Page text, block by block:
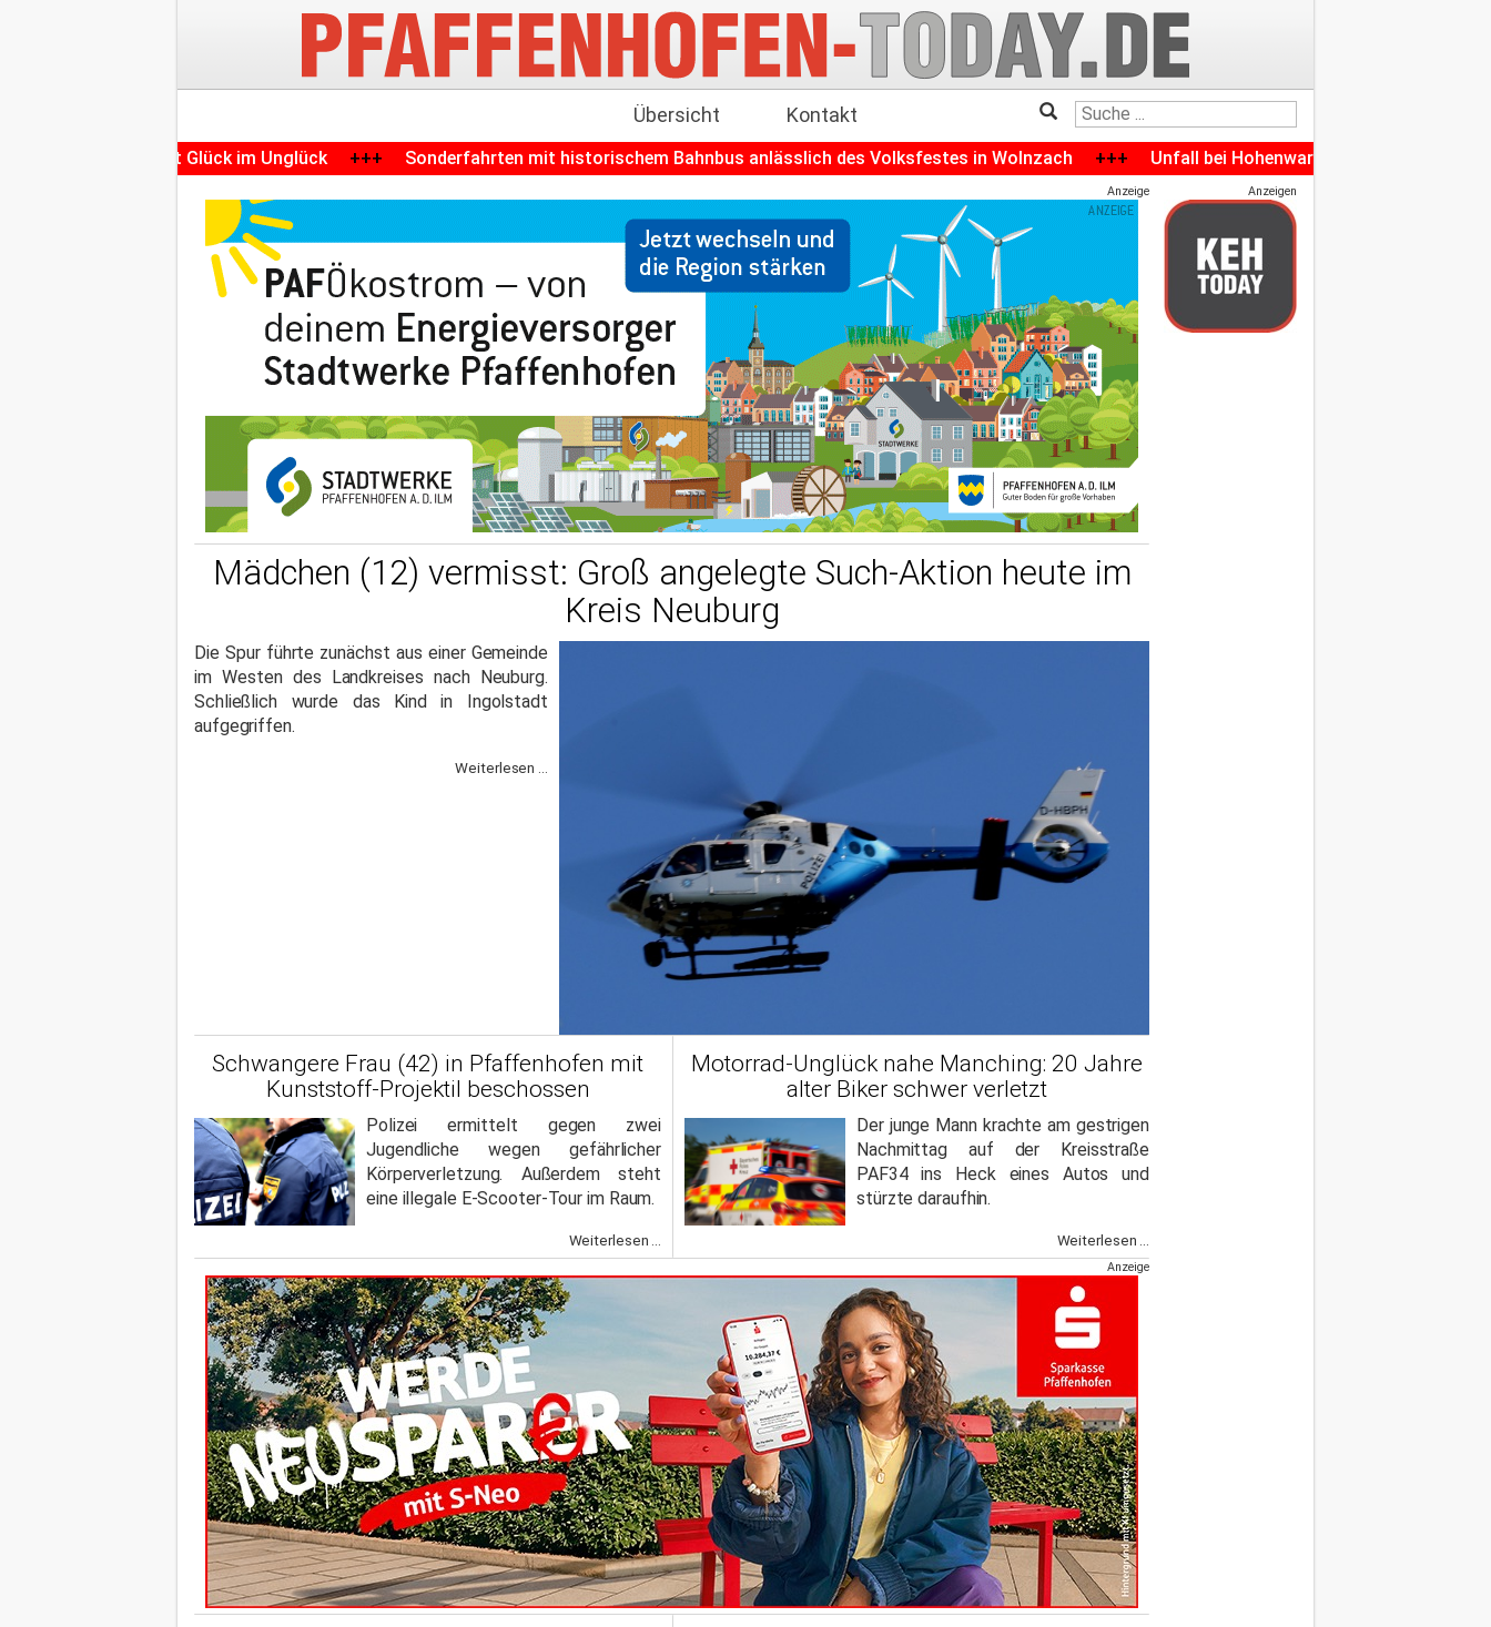
Übersicht Kontakt
hat Glück im Unglück +++ Sonderfahrten mit historischem Bahnbus anlässlich des Volksfestes in Wolnzach +++ Unfall bei Hohenwart-Ellenbach: 28 Jahre alter
Anzeige
Mädchen (12) vermisst: Groß angelegte Such-Aktion heute im
Kreis Neuburg
Die Spur führte zunächst aus einer Gemeinde
im Westen des Landkreises nach Neuburg.
Schließlich wurde das Kind in Ingolstadt
aufgegriffen.
Weiterlesen ...
Schwangere Frau (42) in Pfaffenhofen mit
Kunststoff-Projektil beschossen
Polizei ermittelt gegen zwei
Jugendliche wegen gefährlicher
Körperverletzung. Außerdem steht
eine illegale E-Scooter-Tour im Raum.
Weiterlesen ...
Motorrad-Unglück nahe Manching: 20 Jahre
alter Biker schwer verletzt
Der junge Mann krachte am gestrigen
Nachmittag auf der Kreisstraße
PAF34 ins Heck eines Autos und
stürzte daraufhin.
Weiterlesen ...
Anzeige
Anzeigen